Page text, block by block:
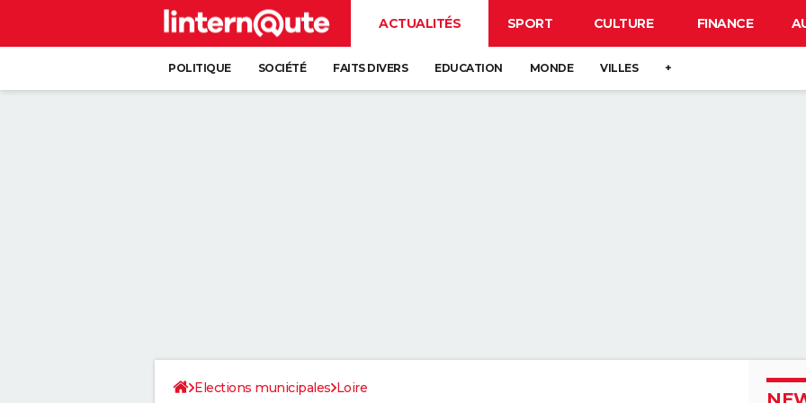
ACTUALITÉS SPORT CULTURE FINANCE
POLITIQUE SOCIÉTÉ FAITS DIVERS EDUCATION MONDE VILLES +
Elections municipales Loire